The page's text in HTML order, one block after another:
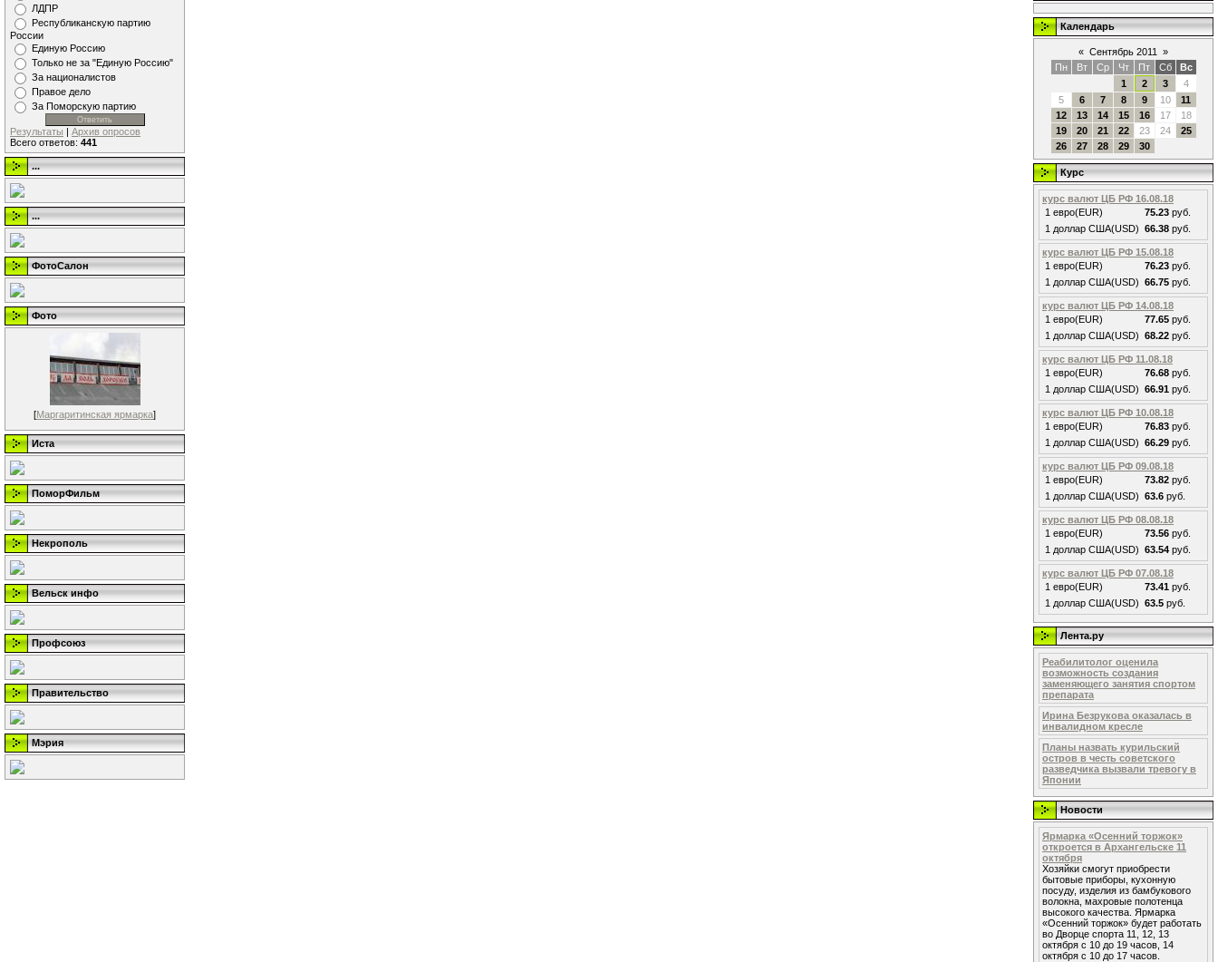
ЛДПР
Республиканскую партию
России
Единую Россию
Только не за "Единую Россию"
За националистов
Правое дело
За Поморскую партию
Результаты | Архив опросов
Всего ответов: 441
...
...
ФотоСалон
Фото
[Маргаритинская ярмарка]
Иста
ПоморФильм
Некрополь
Вельск инфо
Профсоюз
Правительство
Мэрия
Календарь
« Сентябрь 2011
»
Пн
Вт Ср Чт Пт Сб
Вс
1
2 3
4
5
6 7 8 9 10
11
12
13 14 15 16 17
18
19
20 21 22 23 24
25
26
27 28 29 30
Курс
курс валют ЦБ РФ 16.08.18
1 евро(EUR)
75.23 руб.
1 доллар США(USD) 66.38 руб.
курс валют ЦБ РФ 15.08.18
1 евро(EUR)
76.23 руб.
1 доллар США(USD) 66.75 руб.
курс валют ЦБ РФ 14.08.18
1 евро(EUR)
77.65 руб.
1 доллар США(USD) 68.22 руб.
курс валют ЦБ РФ 11.08.18
1 евро(EUR)
76.68 руб.
1 доллар США(USD) 66.91 руб.
курс валют ЦБ РФ 10.08.18
1 евро(EUR)
76.83 руб.
1 доллар США(USD) 66.29 руб.
курс валют ЦБ РФ 09.08.18
1 евро(EUR)
73.82 руб.
1 доллар США(USD) 63.6 руб.
курс валют ЦБ РФ 08.08.18
1 евро(EUR)
73.56 руб.
1 доллар США(USD) 63.54 руб.
курс валют ЦБ РФ 07.08.18
1 евро(EUR)
73.41 руб.
1 доллар США(USD) 63.5 руб.
Лента.ру
Реабилитолог оценила
возможность создания
заменяющего занятия спортом
препарата
Ирина Безрукова оказалась в
инвалидном кресле
Планы назвать курильский
остров в честь советского
разведчика вызвали тревогу в
Японии
Новости
Ярмарка «Осенний торжок»
откроется в Архангельске 11
октября
Хозяйки смогут приобрести
бытовые приборы, кухонную
посуду, изделия из бамбукового
волокна, махровые полотенца
высокого качества. Ярмарка
«Осенний торжок» будет работать
во Дворце спорта 11, 12, 13
октября с 10 до 19 часов, 14
октября с 10 до 17 часов.